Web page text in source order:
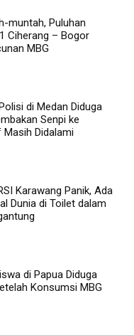
muntah, Puluhan
Ciherang – Bogor
MBG
di Medan Diduga
Senpi ke
Didalami
Karawang Panik, Ada
Dunia di Toilet dalam
di Papua Diduga
Konsumsi MBG